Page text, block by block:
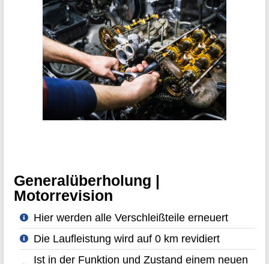
Generalüberholung |
Motorrevision
Hier werden alle Verschleißteile erneuert
Die Laufleistung wird auf 0 km revidiert
Ist in der Funktion und Zustand einem neuen